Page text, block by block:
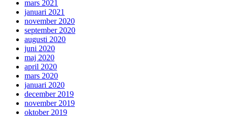
mars 2021
januari 2021
november 2020
september 2020
augusti 2020
juni 2020
maj 2020
april 2020
mars 2020
januari 2020
december 2019
november 2019
oktober 2019